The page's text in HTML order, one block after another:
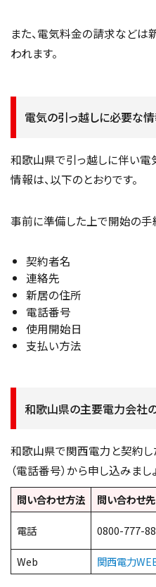
また、電気料金の請求など
われます。
電気の引っ越しに必要な
和歌山県で引っ越しに伴い
情報は、以下のとおりです。
事前に準備した上で開始の手
契約者名
連絡先
新居の住所
電話番号
使用開始日
支払い方法
和歌山県の主要電力会社
和歌山県で関西電力と契約
（電話番号）から申し込みまし
問い合わせ方法 問い合わせ先
電話 0800-777-
Web
関西電力